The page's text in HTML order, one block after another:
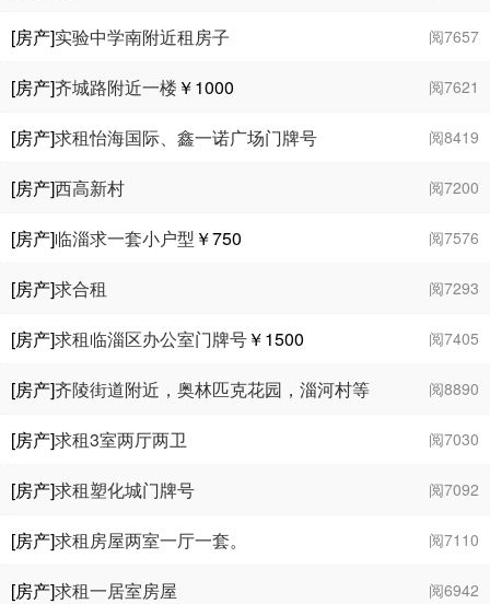
阅7657
[房产]实验中学南附近租房子
阅7621
[房产]齐城路附近一楼 ￥1000
阅8419
[房产]求租怡海国际、鑫一诺广场门牌号
￥3000
阅7200
[房产]西高新村
阅7576
[房产]临淄求一套小户型 ￥750
阅7293
[房产]求合租
阅7405
[房产]求租临淄区办公室门牌号￥1500
阅8890
[房产]齐陵街道附近，奥林匹克花园，淄河村等
求合租￥500 阅7030
[房产]求租3室两厅两卫
阅7092
[房产]求租塑化城门牌号
阅7110
[房产]求租房屋两室一厅一套。
阅6942
[房产]求租一居室房屋